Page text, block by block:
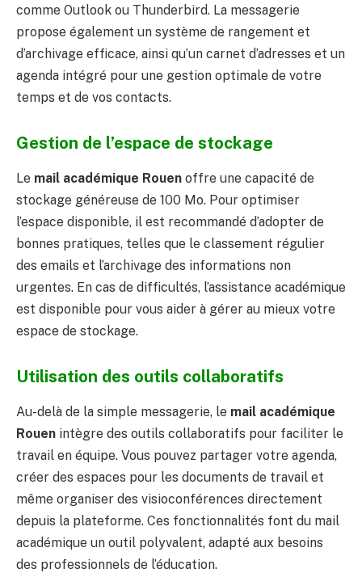
comme Outlook ou Thunderbird. La messagerie
propose également un système de rangement et
d’archivage efficace, ainsi qu’un carnet d’adresses et un
agenda intégré pour une gestion optimale de votre
temps et de vos contacts.
Gestion de l’espace de stockage
Le mail académique Rouen offre une capacité de
stockage généreuse de 100 Mo. Pour optimiser
l’espace disponible, il est recommandé d’adopter de
bonnes pratiques, telles que le classement régulier
des emails et l’archivage des informations non
urgentes. En cas de difficultés, l’assistance académique
est disponible pour vous aider à gérer au mieux votre
espace de stockage.
Utilisation des outils collaboratifs
Au-delà de la simple messagerie, le mail académique
Rouen intègre des outils collaboratifs pour faciliter le
travail en équipe. Vous pouvez partager votre agenda,
créer des espaces pour les documents de travail et
même organiser des visioconférences directement
depuis la plateforme. Ces fonctionnalités font du mail
académique un outil polyvalent, adapté aux besoins
des professionnels de l’éducation.